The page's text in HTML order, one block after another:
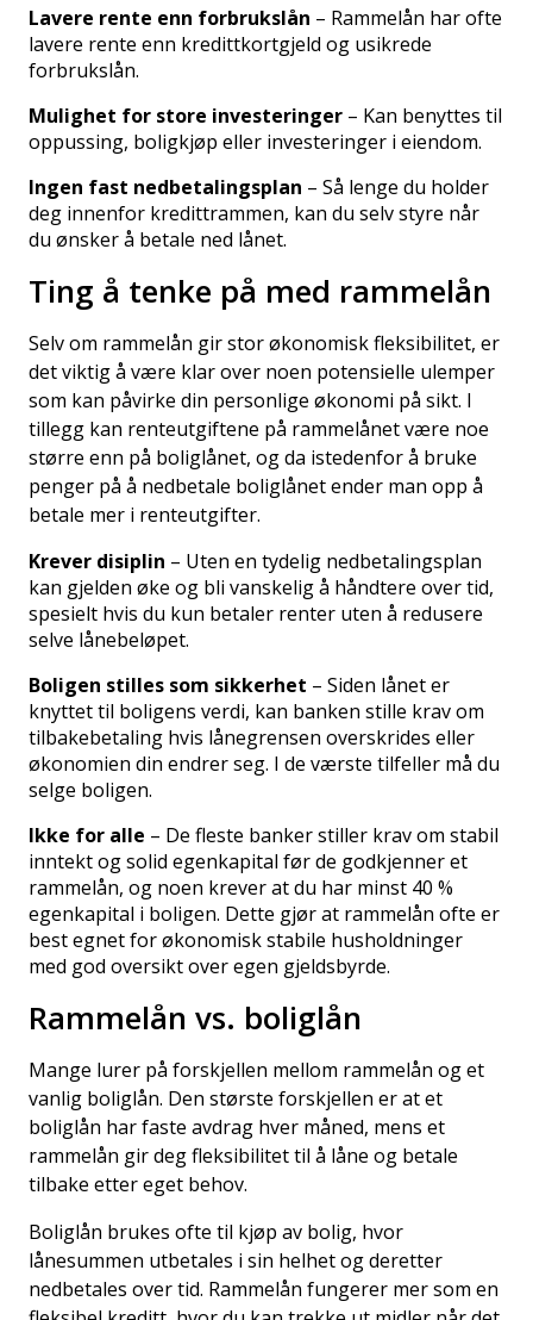
Lavere rente enn forbrukslån – Rammelån har ofte
lavere rente enn kredittkortgjeld og usikrede
forbrukslån.
Mulighet for store investeringer – Kan benyttes til
oppussing, boligkjøp eller investeringer i eiendom.
Ingen fast nedbetalingsplan – Så lenge du holder
deg innenfor kredittrammen, kan du selv styre når
du ønsker å betale ned lånet.
Ting å tenke på med rammelån
Selv om rammelån gir stor økonomisk fleksibilitet, er
det viktig å være klar over noen potensielle ulemper
som kan påvirke din personlige økonomi på sikt. I
tillegg kan renteutgiftene på rammelånet være noe
større enn på boliglånet, og da istedenfor å bruke
penger på å nedbetale boliglånet ender man opp å
betale mer i renteutgifter.
Krever disiplin – Uten en tydelig nedbetalingsplan
kan gjelden øke og bli vanskelig å håndtere over tid,
spesielt hvis du kun betaler renter uten å redusere
selve lånebeløpet.
Boligen stilles som sikkerhet – Siden lånet er
knyttet til boligens verdi, kan banken stille krav om
tilbakebetaling hvis lånegrensen overskrides eller
økonomien din endrer seg. I de værste tilfeller må du
selge boligen.
Ikke for alle – De fleste banker stiller krav om stabil
inntekt og solid egenkapital før de godkjenner et
rammelån, og noen krever at du har minst 40 %
egenkapital i boligen. Dette gjør at rammelån ofte er
best egnet for økonomisk stabile husholdninger
med god oversikt over egen gjeldsbyrde.
Rammelån vs. boliglån
Mange lurer på forskjellen mellom rammelån og et
vanlig boliglån. Den største forskjellen er at et
boliglån har faste avdrag hver måned, mens et
rammelån gir deg fleksibilitet til å låne og betale
tilbake etter eget behov.
Boliglån brukes ofte til kjøp av bolig, hvor
lånesummen utbetales i sin helhet og deretter
nedbetales over tid. Rammelån fungerer mer som en